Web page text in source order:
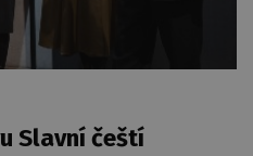
Slavní čeští